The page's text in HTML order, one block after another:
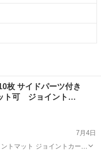
枚 サイドパーツ付き
ト可 ジョイント…
7月4日
トマット ジョイントカーペ